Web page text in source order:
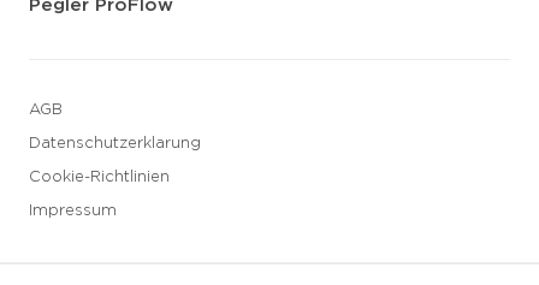
Pegler ProFlow
AGB
Datenschutzerklarung
Cookie-Richtlinien
Impressum